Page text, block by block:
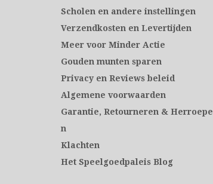
Scholen en andere instellingen
Verzendkosten en Levertijden
Meer voor Minder Actie
Gouden munten sparen
Privacy en Reviews beleid
Algemene voorwaarden
Garantie, Retourneren & Herroepe
n
Klachten
Het Speelgoedpaleis Blog